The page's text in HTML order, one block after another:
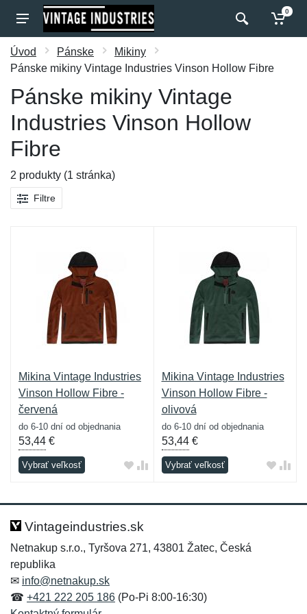
0
Úvod Pánske
Mikiny
Pánske mikiny Vintage Industries Vinson Hollow Fibre
Pánske mikiny Vintage
Industries Vinson Hollow
Fibre
2 produkty (1 stránka)
Filtre
Mikina Vintage Industries
Vinson Hollow Fibre -
červená
do 6-10 dní od objednania
53,44 €
Vybrať veľkosť
Mikina Vintage Industries
Vinson Hollow Fibre -
olivová
do 6-10 dní od objednania
53,44€
Vybrať veľkosť
Vintageindustries.sk
Netnakup s.r.o., Tyršova 271, 43801 Žatec, Česká
republika
✉ info@netnakup.sk
☎ +421 222 205 186 (Po-Pi 8:00-16:30)